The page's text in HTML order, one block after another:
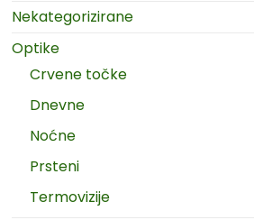
Nekategorizirane
Optike
Crvene točke
Dnevne
Noćne
Prsteni
Termovizije